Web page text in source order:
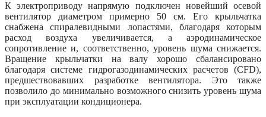
К электроприводу напрямую подключен новейший осевой
вентилятор диаметром примерно 50 см. Его крыльчатка
снабжена спиралевидными лопастями, благодаря которым
расход воздуха увеличивается, а аэродинамическое
сопротивление и, соответственно, уровень шума снижается.
Вращение крыльчатки на валу хорошо сбалансировано
благодаря системе гидрогазодинамических расчетов (CFD),
предшествовавших разработке вентилятора. Это также
позволило до минимально возможного снизить уровень шума
при эксплуатации кондиционера.